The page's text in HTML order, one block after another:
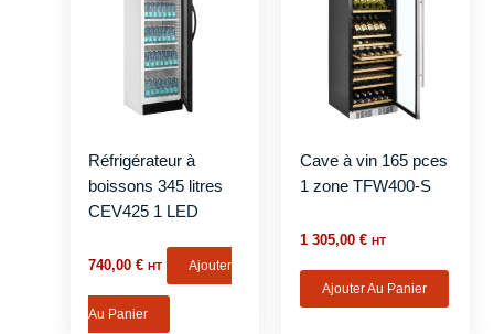
Réfrigérateur à
boissons 345 litres
CEV425 1 LED
740,00€ HT Ajouter
Au Panier
Cave à vin 165 pces
1 zone TFW400-S
1 305,00 € HT
Ajouter Au Panier